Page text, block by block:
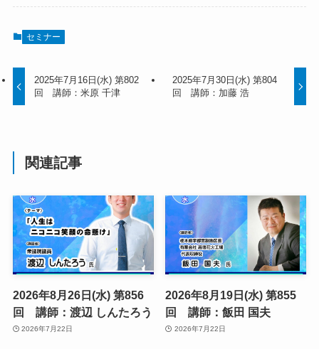
セミナー
2025年7月16日(水) 第802
回 講師：米原 千津
2025年7月30日(水) 第804
回 講師：加藤 浩
関連記事
2026年8月26日(水) 第856
回 講師：渡辺 しんたろう
2026年7月22日
2026年8月19日(水) 第855
回 講師：飯田 国夫
2026年7月22日